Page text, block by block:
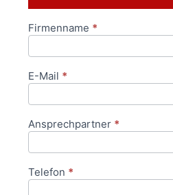
Anfrageformular
Firmenname *
E-Mail *
Ansprechpartner *
Telefon *